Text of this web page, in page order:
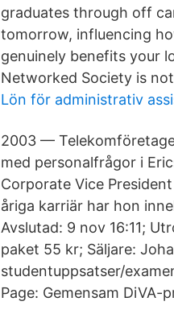
graduates through off
tomorrow, influencing
genuinely benefits your
Networked Society is
Lön för administrativ
2003 —
med personalfrågor i
Corporate Vice
åriga karriär har hon
Avslutad: 9 nov 16:11;
paket 55 kr; Säljare:
studentuppsatser/
Page: Gemensam DiVA-